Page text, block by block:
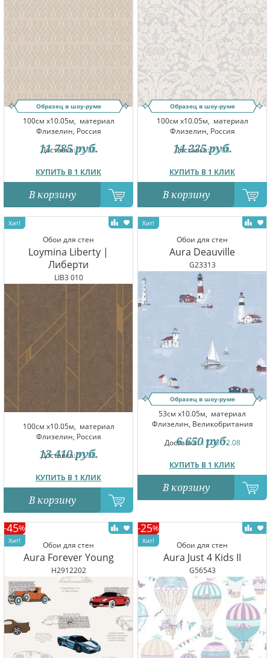
Образец в шоу-руме
100см x10.05м, материал
Флизелин, Россия
Доставка:13.08
КУПИТЬ В 1 КЛИК
11 785 руб.
В корзину
Образец в шоу-руме
100см x10.05м, материал
Флизелин, Россия
Доставка:13.08
КУПИТЬ В 1 КЛИК
14 225 руб.
В корзину
Обои для стен
Loymina Liberty |
Либерти
LIB3 010
100см x10.05м, материал
Флизелин, Россия
Доставка:13.08
КУПИТЬ В 1 КЛИК
13 410 руб.
В корзину
Обои для стен
Aura Deauville
G23313
Образец в шоу-руме
53см x10.05м, материал
Флизелин, Великобритания
Доставка:11.08-12.08
КУПИТЬ В 1 КЛИК
6 650 руб.
В корзину
Обои для стен
Aura Forever Young
H2912202
-45%
Обои для стен
Aura Just 4 Kids II
G56543
-25%